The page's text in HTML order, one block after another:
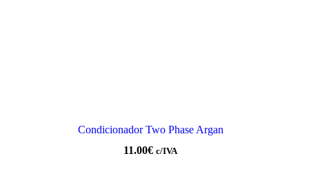
Condicionador Two Phase Argan
11.00€ c/IVA